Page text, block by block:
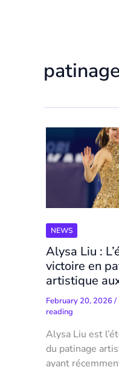
NEWS
Alysa Liu :
victoire en
artistique
February 20, 2026/
reading
Alysa Liu est
du patinage
ayant